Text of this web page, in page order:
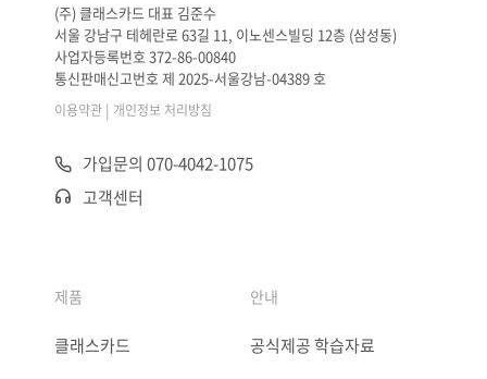
(주) 클래스카드 대표 김준수
서울 강남구 테헤란로 63길 11, 이노센스빌딩 12층 (삼성동)
사업자등록번호 372-86-00840
통신판매신고번호 제 2025-서울강남-04389 호
이용약관 | 개인정보 처리방침
가입문의 070-4042-1075
고객센터
제품
클래스카드
안내
공식제공 학습자료